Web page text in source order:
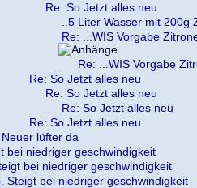
Re: So Jetzt alles neu
..5 Liter Wasser mit 200g
Re: ...WIS Vorgabe
Re: ...WIS Vorgabe
Re: So Jetzt alles neu
Re: So Jetzt alles neu
Re: So Jetzt alles neu
Re: So Jetzt alles neu
lüfter da
bei niedriger geschwindigkeit
bei niedriger geschwindigkeit
Steigt bei niedriger geschwindigkeit